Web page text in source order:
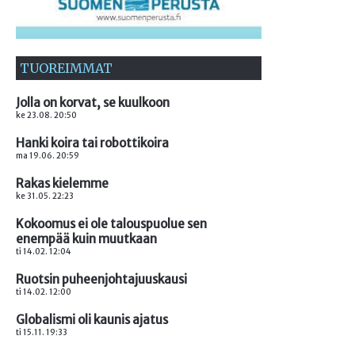
TUOREIMMAT
Jolla on korvat, se kuulkoon
ke 23.08. 20:50
Hanki koira tai robottikoira
ma 19.06. 20:59
Rakas kielemme
ke 31.05. 22:23
Kokoomus ei ole talouspuolue sen
enempää kuin muutkaan
ti 14.02. 12:04
Ruotsin puheenjohtajuuskausi
ti 14.02. 12:00
Globalismi oli kaunis ajatus
ti 15.11. 19:33